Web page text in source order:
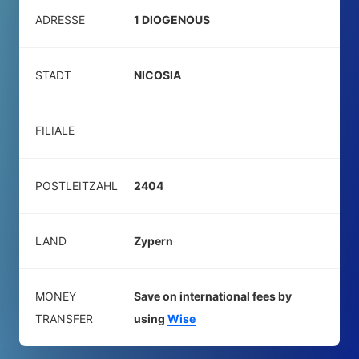
ADRESSE 1 DIOGENOUS
STADT NICOSIA
FILIALE
POSTLEITZAHL 2404
LAND Zypern
MONEY
TRANSFER
Save on international fees by
using Wise